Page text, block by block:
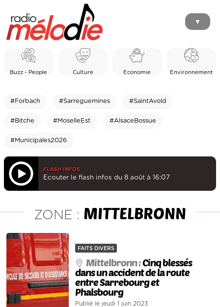
▼
Buzz - People Culture Economie Environnement
#Forbach #Sarreguemines #SaintAvold
#Bitche #MoselleEst #AlsaceBossue
#Municipales2026
FLASH INFOS
Ecouter le flash infos du 8 août à 16:07
ZONE : MITTELBRONN
FAITS DIVERS
Mittelbronn :Cinq blessés
dans un accident de la route
entre Sarrebourg et
Phalsbourg
Publié le jeudi 1 juin 2023